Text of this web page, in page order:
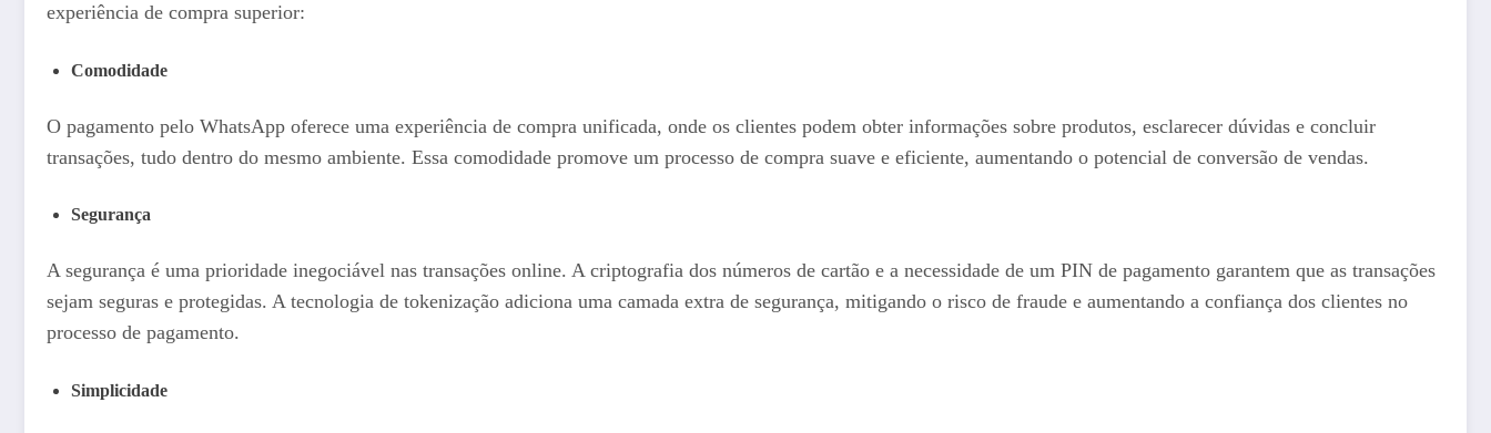
experiência de compra superior:
Comodidade
O pagamento pelo WhatsApp oferece uma experiência de compra unificada, onde os clientes podem obter informações sobre produtos, esclarecer dúvidas e concluir
transações, tudo dentro do mesmo ambiente. Essa comodidade promove um processo de compra suave e eficiente, aumentando o potencial de conversão de vendas.
Segurança
A segurança é uma prioridade inegociável nas transações online. A criptografia dos números de cartão e a necessidade de um PIN de pagamento garantem que as transações
sejam seguras e protegidas. A tecnologia de tokenização adiciona uma camada extra de segurança, mitigando o risco de fraude e aumentando a confiança dos clientes no
processo de pagamento.
Simplicidade